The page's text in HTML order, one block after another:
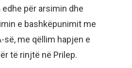
për arsimin dhe
e bashkëpunimit me
së, me qëllim hapjen e
të rinjtë në Prilep.